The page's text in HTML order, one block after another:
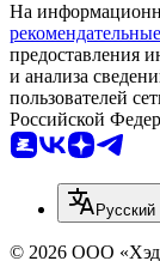
На
предоставления
и анализа
пользователей
Российской
Русский
© 2026 ООО